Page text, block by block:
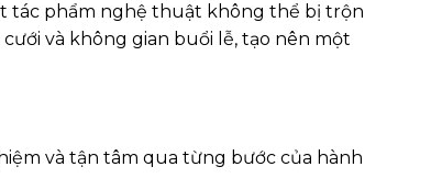
tác phẩm nghệ thuật không thể bị trộn
và không gian buổi lễ, tạo nên một
và tận tâm qua từng bước của hành